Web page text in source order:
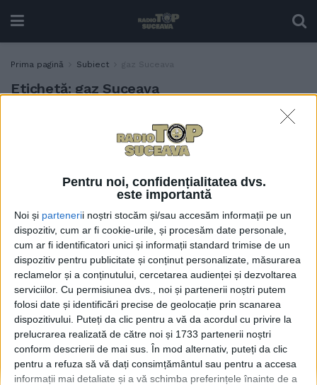
Pentru noi, confidențialitatea dvs.
este importantă
Noi și partenerii noștri stocăm și/sau accesăm informații pe un
dispozitiv, cum ar fi cookie-urile, și procesăm date personale,
cum ar fi identificatori unici și informații standard trimise de un
dispozitiv pentru publicitate și conținut personalizate, măsurarea
reclamelor și a conținutului, cercetarea audienței și dezvoltarea
serviciilor. Cu permisiunea dvs., noi și partenerii noștri putem
folosi date și identificări precise de geolocație prin scanarea
dispozitivului. Puteți da clic pentru a vă da acordul cu privire la
prelucrarea realizată de către noi și 1733 partenerii noștri
conform descrierii de mai sus. În mod alternativ, puteți da clic
pentru a refuza să vă dați consimțământul sau pentru a accesa
informații mai detaliate și a vă schimba preferințele înainte de a
Prima pagină Subiect gaz Suceava
Etichetă: gaz Suceava
Gazele vor fi oprite joi, 26
martie, pe mai multe străzi
din Suceava, pentru lucrări
24 MARTIE, 2026
© 2020 Radio TOP Suceava 104 FM